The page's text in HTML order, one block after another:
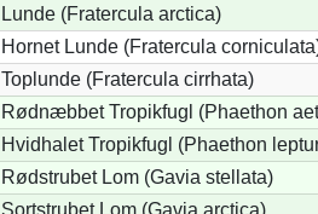
Lunde (Fratercula arctica)
Hornet Lunde (Fratercula
Toplunde (Fratercula cirrhata)
Rødnæbbet Tropikfugl (Phaethon
Hvidhalet Tropikfugl (Phaethon
Rødstrubet Lom (Gavia stellata)
Sortstrubet Lom (Gavia arctica)